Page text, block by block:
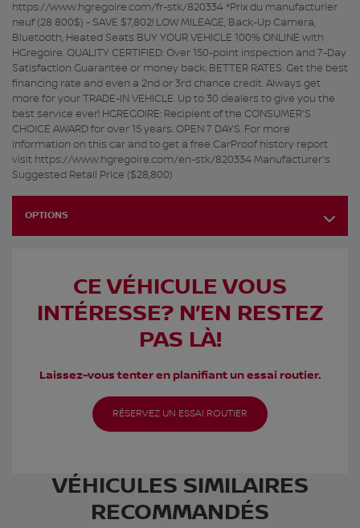
https://www.hgregoire.com/fr-stk/820334 *Prix du manufacturier
neuf (28 800$) - SAVE $7,802! LOW MILEAGE, Back-Up Camera,
Bluetooth, Heated Seats BUY YOUR VEHICLE 100% ONLINE with
HGregoire. QUALITY CERTIFIED: Over 150-point inspection and 7-Day
Satisfaction Guarantee or money back. BETTER RATES: Get the best
financing rate and even a 2nd or 3rd chance credit. Always get
more for your TRADE-IN VEHICLE. Up to 30 dealers to give you the
best service ever! HGREGOIRE: Recipient of the CONSUMER'S
CHOICE AWARD for over 15 years. OPEN 7 DAYS. For more
information on this car and to get a free CarProof history report
visit https://www.hgregoire.com/en-stk/820334 Manufacturer's
Suggested Retail Price ($28,800)
OPTIONS
CE VÉHICULE VOUS
INTÉRESSE? N’EN RESTEZ
PAS LÀ!
Laissez-vous tenter en planifiant un essai routier.
RÉSERVEZ UN ESSAI ROUTIER
VÉHICULES SIMILAIRES
RECOMMANDÉS